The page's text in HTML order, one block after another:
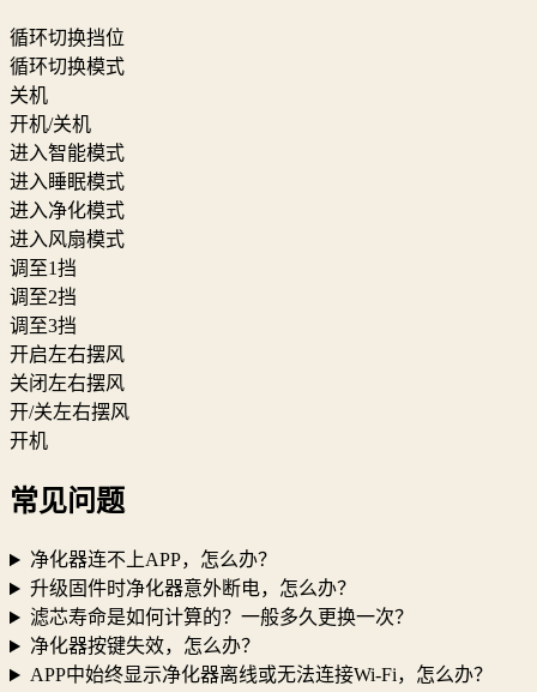
循环切换挡位
循环切换模式
关机
开机/关机
进入智能模式
进入睡眠模式
进入净化模式
进入风扇模式
调至1挡
调至2挡
调至3挡
开启左右摆风
关闭左右摆风
开/关左右摆风
开机
常见问题
净化器连不上APP，怎么办？
升级固件时净化器意外断电，怎么办？
滤芯寿命是如何计算的？一般多久更换一次？
净化器按键失效，怎么办？
APP中始终显示净化器离线或无法连接Wi-Fi，怎么办？